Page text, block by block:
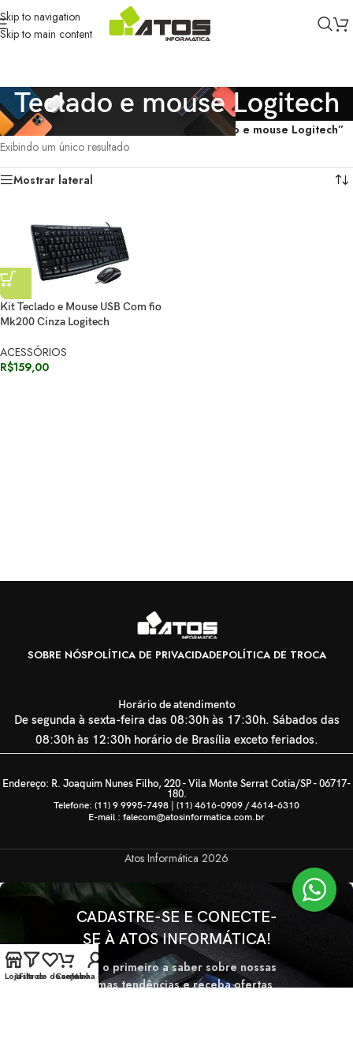
Skip to navigation
Skip to main content
Teclado e mouse Logitech
Início/ Produtos marcados com a tag “Teclado e mouse Logitech”
Exibindo um único resultado
Mostrar lateral
Kit Teclado e Mouse USB Com fio
Mk200 Cinza Logitech
ACESSÓRIOS
R$159,00
SOBRE NÓSPOLÍTICA DE PRIVACIDADEPOLÍTICA DE TROCA
Horário de atendimento
De segunda à sexta-feira das 08:30h às 17:30h. Sábados das
08:30h às 12:30h horário de Brasília exceto feriados.
Endereço: R. Joaquim Nunes Filho, 220 - Vila Monte Serrat Cotia/SP - 06717-
180.
Telefone: (11) 9 9995-7498 | (11) 4616-0909 / 4614-6310
E-mail : falecom@atosinformatica.com.br
Atos Informática 2026
CADASTRE-SE E CONECTE-
SE À ATOS INFORMÁTICA!
Seja o primeiro a saber sobre nossas
últimas tendências e receba ofertas
LojaFiltros
Lista de desejos
CarrinhoMinha conta